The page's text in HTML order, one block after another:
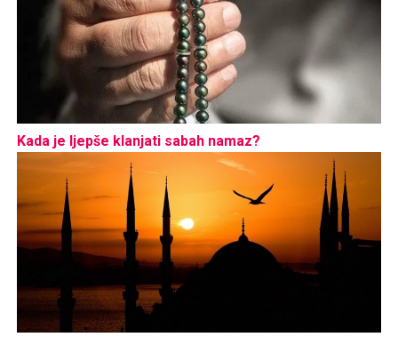
Kada je ljepše klanjati sabah namaz?